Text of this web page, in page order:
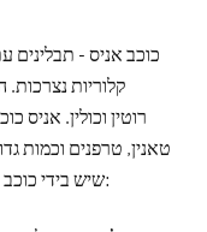
קלוריות נצרכות.
טאנין, טרפנים וכמות
שיש בידי כוכב אניס באים לידי ביטוי בזכות המינרלים הבאים: